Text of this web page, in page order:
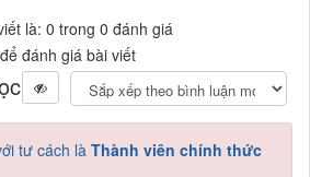
là: 0 trong 0 đánh giá
đánh giá bài viết
tư cách là Thành viên chính thức